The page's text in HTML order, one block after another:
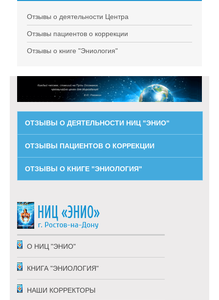
Отзывы о деятельности Центра
Отзывы пациентов о коррекции
Отзывы о книге "Эниология"
ОТЗЫВЫ О ДЕЯТЕЛЬНОСТИ НИЦ "ЭНИО"
ОТЗЫВЫ ПАЦИЕНТОВ О КОРРЕКЦИИ
ОТЗЫВЫ О КНИГЕ "ЭНИОЛОГИЯ"
О НИЦ "ЭНИО"
КНИГА "ЭНИОЛОГИЯ"
НАШИ КОРРЕКТОРЫ